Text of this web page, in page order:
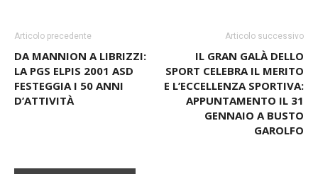
Articolo precedente
DA MANNION A LIBRIZZI:
LA PGS ELPIS 2001 ASD
FESTEGGIA I 50 ANNI
D’ATTIVITÀ
Articolo successivo
IL GRAN GALÀ DELLO
SPORT CELEBRA IL MERITO
E L’ECCELLENZA SPORTIVA:
APPUNTAMENTO IL 31
GENNAIO A BUSTO
GAROLFO